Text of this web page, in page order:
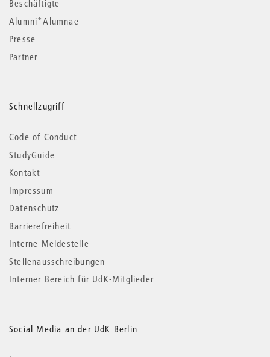
Beschäftigte
Alumni*Alumnae
Presse
Partner
Schnellzugriff
Code of Conduct
StudyGuide
Kontakt
Impressum
Datenschutz
Barrierefreiheit
Interne Meldestelle
Stellenausschreibungen
Interner Bereich für UdK-Mitglieder
Social Media an der UdK Berlin